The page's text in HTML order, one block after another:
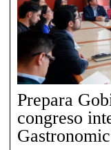
Prepara
congreso